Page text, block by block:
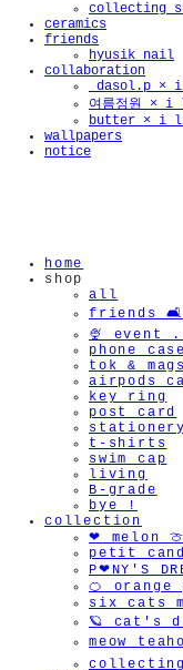
collecting
ceramics
friends
hyusik_nail
collaboration
_dasol.p
여름정원 ×
butter × i
wallpapers
notice
home
shop
all
friends 🛋️
🍨 event
phone case
tok &
airpods
key ring
post card
stationery
t-shirts
swim cap
living
B-grade
bye !
collection
❤︎ melon 🍈
petit
P❤︎NY'S
🍊 orange
six cats
🪐 cat's
meow